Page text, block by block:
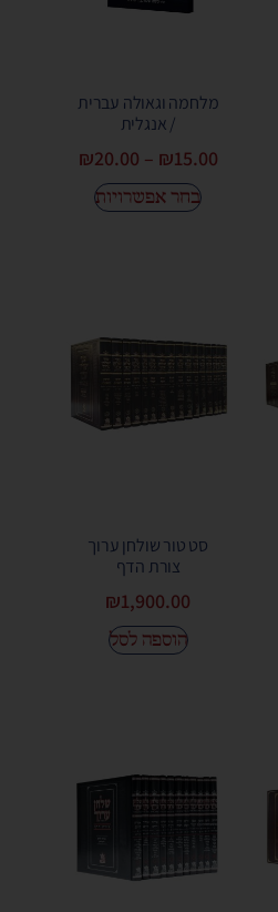
מלחמה וגאולה עברית
/ אנגלית
₪15.00
–
₪20.00
בחר אפשרויות
סט טור שולחן ערוך
צורת הדף
₪1,900.00
הוספה לסל